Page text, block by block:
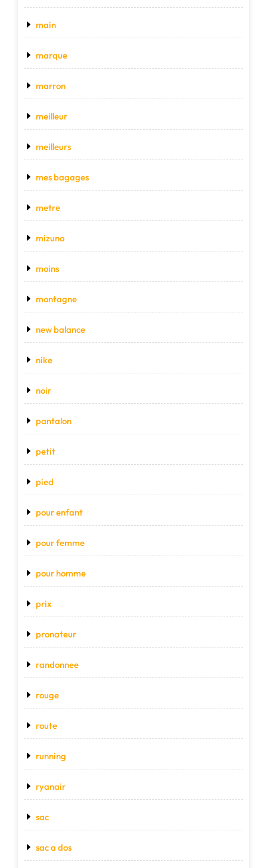
main
marque
marron
meilleur
meilleurs
mes bagages
metre
mizuno
moins
montagne
new balance
nike
noir
pantalon
petit
pied
pour enfant
pour femme
pour homme
prix
pronateur
randonnee
rouge
route
running
ryanair
sac
sac a dos